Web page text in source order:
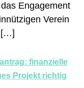
Engagement
Verein
[…]
finanzielle
Projekt richtig